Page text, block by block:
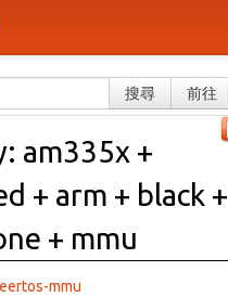
搜尋 前往
am335x +
+ arm + black +
+ mmu
mmu